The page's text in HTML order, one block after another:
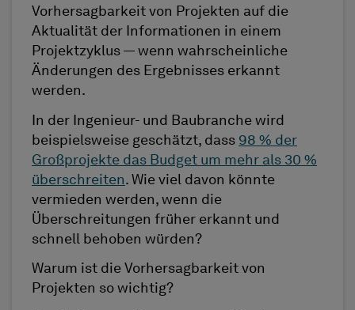
Vorhersagbarkeit von Projekten auf die
Aktualität der Informationen in einem
Projektzyklus — wenn wahrscheinliche
Änderungen des Ergebnisses erkannt
werden.
In der Ingenieur- und Baubranche wird
beispielsweise geschätzt, dass 98 % der
Großprojekte das Budget um mehr als 30 %
überschreiten. Wie viel davon könnte
vermieden werden, wenn die
Überschreitungen früher erkannt und
schnell behoben würden?
Warum ist die Vorhersagbarkeit von
Projekten so wichtig?